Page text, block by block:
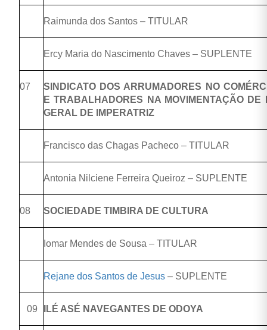
Raimunda dos Santos – TITULAR
Ercy Maria do Nascimento Chaves – SUPLENTE
07
SINDICATO DOS ARRUMADORES NO
E TRABALHADORES NA MOVIMENTAÇÃO DE
GERAL DE IMPERATRIZ
Francisco das Chagas Pacheco – TITULAR
Antonia Nilciene Ferreira Queiroz – SUPLENTE
08 SOCIEDADE TIMBIRA DE CULTURA
Iomar Mendes de Sousa – TITULAR
Rejane dos Santos de Jesus – SUPLENTE
09 ILÉ ASÉ NAVEGANTES DE ODOYA